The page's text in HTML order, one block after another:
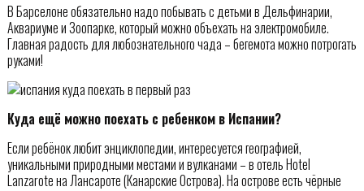
В Барселоне обязательно надо побывать с детьми в Дельфинарии,
Аквариуме и Зоопарке, который можно объехать на электромобиле.
Главная радость для любознательного чада – бегемота можно потрогать
руками!
Куда ещё можно поехать с ребенком в Испании?
Если ребёнок любит энциклопедии, интересуется географией,
уникальными природными местами и вулканами – в отель Hotel
Lanzarote на Лансароте (Канарские Острова). На острове есть чёрные